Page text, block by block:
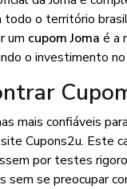
o território
um cupom Joma é a
o investimento
mais confiáveis
Cupons2u. Este
por testes
sem se preocupar